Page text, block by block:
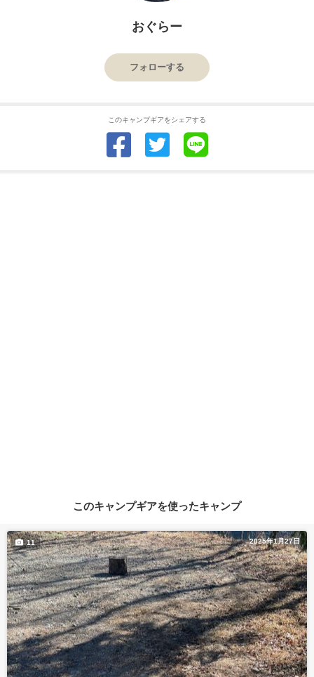
おぐらー
フォローする
このキャンプギアをシェアする
このキャンプギアを使ったキャンプ
2025年1月27日
11